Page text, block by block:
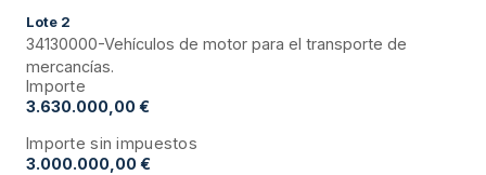
Lote 2
34130000-Vehículos de motor para el transporte de
mercancías.
Importe
3.630.000,00 €
Importe sin impuestos
3.000.000,00 €